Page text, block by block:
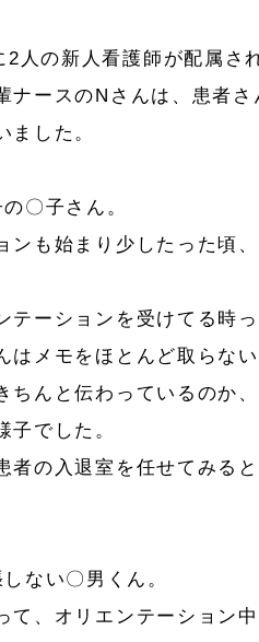
人の新人看護師が配属さ
ースのNさんは、患者さ
ました。
〇子さん。
も始まり少したった頃
ーションを受けてる時
メモをほとんど取らな
ちんと伝わっているのか
子でした。
の入退室を任せてみる
ない〇男くん。
、オリエンテーション